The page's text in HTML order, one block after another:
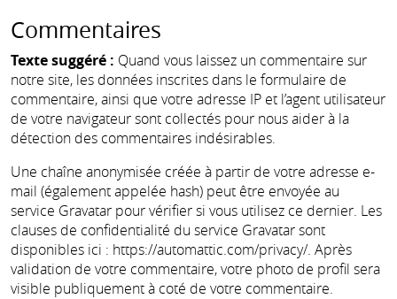
Commentaires
Texte suggéré : Quand vous laissez un commentaire sur
notre site, les données inscrites dans le formulaire de
commentaire, ainsi que votre adresse IP et l’agent utilisateur
de votre navigateur sont collectés pour nous aider à la
détection des commentaires indésirables.
Une chaîne anonymisée créée à partir de votre adresse e-
mail (également appelée hash) peut être envoyée au
service Gravatar pour vérifier si vous utilisez ce dernier. Les
clauses de confidentialité du service Gravatar sont
disponibles ici : https://automattic.com/privacy/. Après
validation de votre commentaire, votre photo de profil sera
visible publiquement à coté de votre commentaire.